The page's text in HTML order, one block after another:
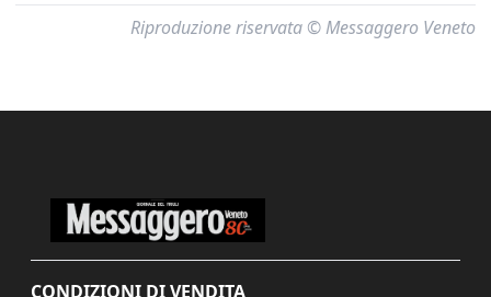
Riproduzione riservata © Messaggero Veneto
CONDIZIONI DI VENDITA